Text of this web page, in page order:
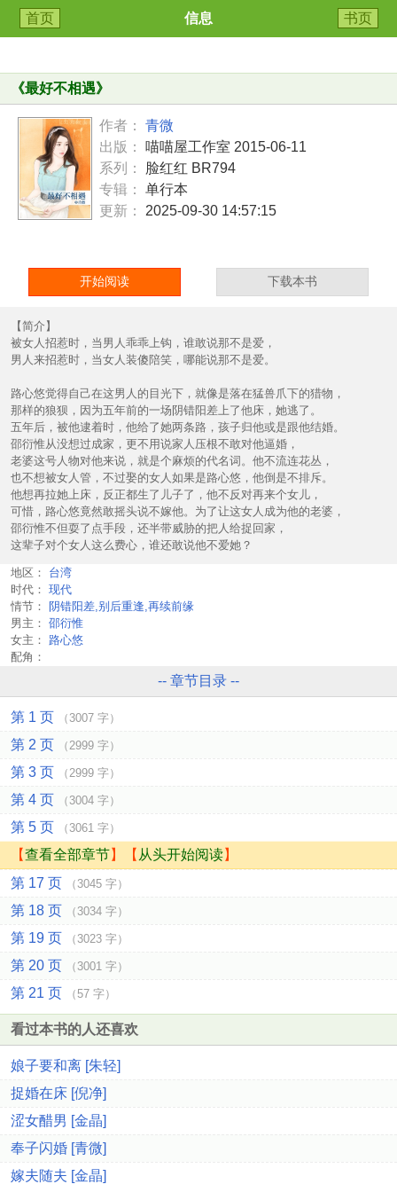
首页 信息 书页
《最好不相遇》
作者：
青微
出版：
喵喵屋工作室 2015-06-11
系列：
脸红红 BR794
专辑：
单行本
更新：
2025-09-30 14:57:15
开始阅读 下载本书
【简介】
被女人招惹时，当男人乖乖上钩，谁敢说那不是爱，
男人来招惹时，当女人装傻陪笑，哪能说那不是爱。
路心悠觉得自己在这男人的目光下，就像是落在猛兽爪下的猎物，
那样的狼狈，因为五年前的一场阴错阳差上了他床，她逃了。
五年后，被他逮着时，他给了她两条路，孩子归他或是跟他结婚。
邵衍惟从没想过成家，更不用说家人压根不敢对他逼婚，
老婆这号人物对他来说，就是个麻烦的代名词。他不流连花丛，
也不想被女人管，不过娶的女人如果是路心悠，他倒是不排斥。
他想再拉她上床，反正都生了儿子了，他不反对再来个女儿，
可惜，路心悠竟然敢摇头说不嫁他。为了让这女人成为他的老婆，
邵衍惟不但耍了点手段，还半带威胁的把人给捉回家，
这辈子对个女人这么费心，谁还敢说他不爱她？
地区：
台湾
时代： 现代
情节：
阴错阳差,别后重逢,再续前缘
男主： 邵衍惟
女主：
路心悠
配角：
-- 章节目录 --
第 1 页 （3007 字）
第 2 页 （2999 字）
第 3 页 （2999 字）
第 4 页 （3004 字）
第 5 页 （3061 字）
【查看全部章节】【 从头开始阅读】
第 17 页
（3045 字）
第 18 页 （3034 字）
第 19 页 （3023 字）
第 20 页 （3001 字）
第 21 页 （57 字）
看过本书的人还喜欢
娘子要和离 [朱轻]
捉婚在床 [倪净]
涩女醋男 [金晶]
奉子闪婚 [青微]
嫁夫随夫 [金晶]